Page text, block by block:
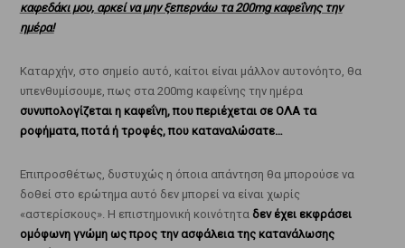
καφεδάκι μου, αρκεί να μην ξεπερνάω τα 200mg καφεΐνης την
ημέρα!
Καταρχήν, στο σημείο αυτό, καίτοι είναι μάλλον αυτονόητο, θα
υπενθυμίσουμε, πως στα 200mg καφεΐνης την ημέρα
συνυπολογίζεται η καφεΐνη, που περιέχεται σε ΟΛΑ τα
ροφήματα, ποτά ή τροφές, που καταναλώσατε…
Επιπροσθέτως, δυστυχώς η όποια απάντηση θα μπορούσε να
δοθεί στο ερώτημα αυτό δεν μπορεί να είναι χωρίς
«αστερίσκους». Η επιστημονική κοινότητα δεν έχει εκφράσει
ομόφωνη γνώμη ως προς την ασφάλεια της κατανάλωσης